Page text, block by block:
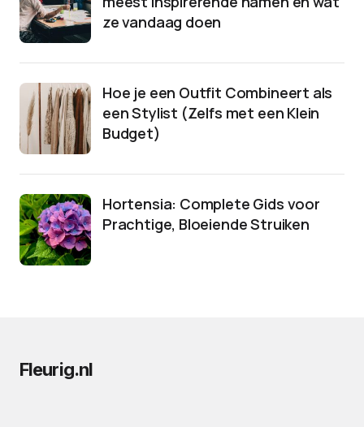
ze vandaag doen
Hoe je een Outfit Combineert als
een Stylist (Zelfs met een Klein
Budget)
Hortensia: Complete Gids voor
Prachtige, Bloeiende Struiken
Fleurig.nl